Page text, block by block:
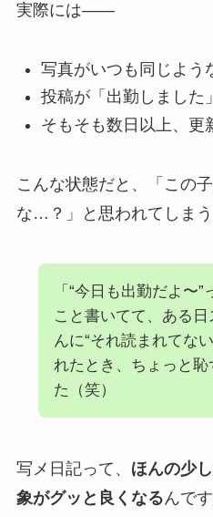
実際には――
写真がいつも同じよう
投稿が「出勤しました
そもそも数日以上、更
こんな状態だと、「この
な…？」と思われてしまう
「“今日も出勤だよ〜
こと書いてて、ある日
んに“それ読まれてな
れたとき、ちょっと恥
た（笑）
写メ日記って、 ほんの少
象がグッと良くなるんです